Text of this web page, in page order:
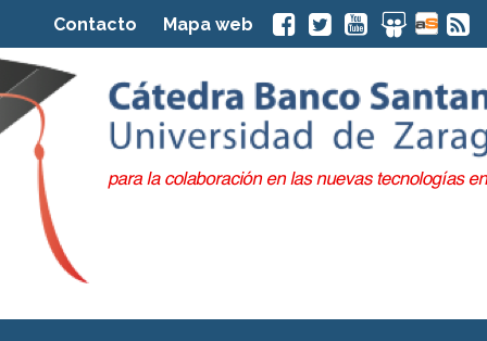
Contacto Mapa web